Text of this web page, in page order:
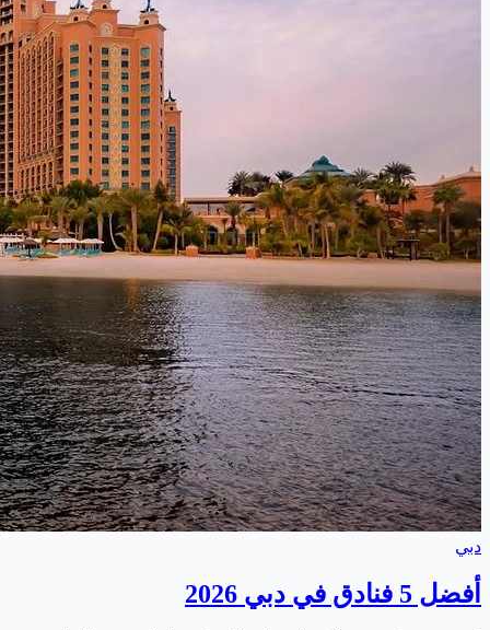
دبي
أفضل 5 فنادق في دبي 2026